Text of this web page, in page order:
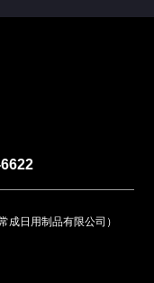
成日用制品有限公司）